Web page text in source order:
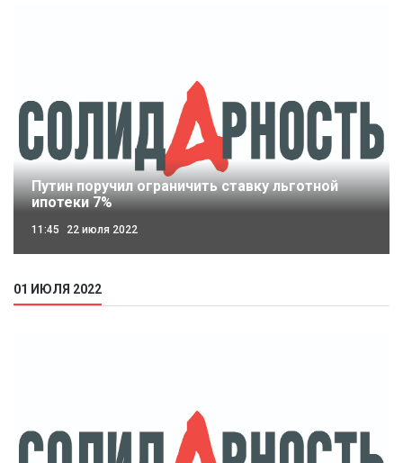
Путин поручил ограничить ставку льготной
ипотеки 7%
11:45 22 июля 2022
01 ИЮЛЯ 2022